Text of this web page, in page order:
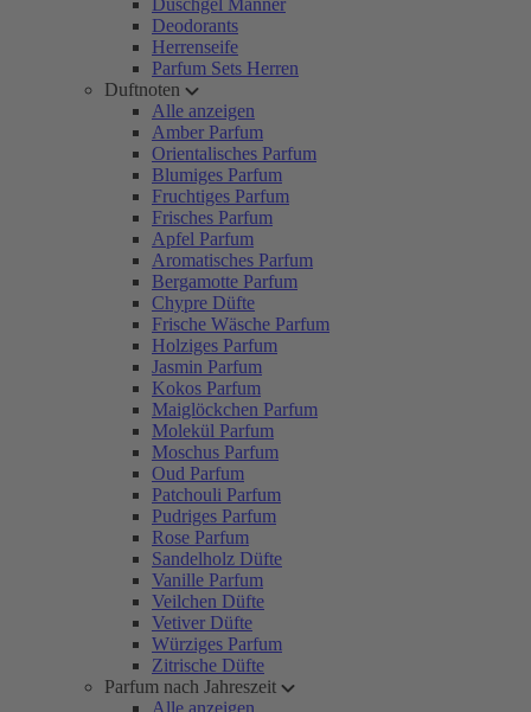
Duschgel Männer
Deodorants
Herrenseife
Parfum Sets Herren
Duftnoten
Alle anzeigen
Amber Parfum
Orientalisches Parfum
Blumiges Parfum
Fruchtiges Parfum
Frisches Parfum
Apfel Parfum
Aromatisches Parfum
Bergamotte Parfum
Chypre Düfte
Frische Wäsche Parfum
Holziges Parfum
Jasmin Parfum
Kokos Parfum
Maiglöckchen Parfum
Molekül Parfum
Moschus Parfum
Oud Parfum
Patchouli Parfum
Pudriges Parfum
Rose Parfum
Sandelholz Düfte
Vanille Parfum
Veilchen Düfte
Vetiver Düfte
Würziges Parfum
Zitrische Düfte
Parfum nach Jahreszeit
Alle anzeigen